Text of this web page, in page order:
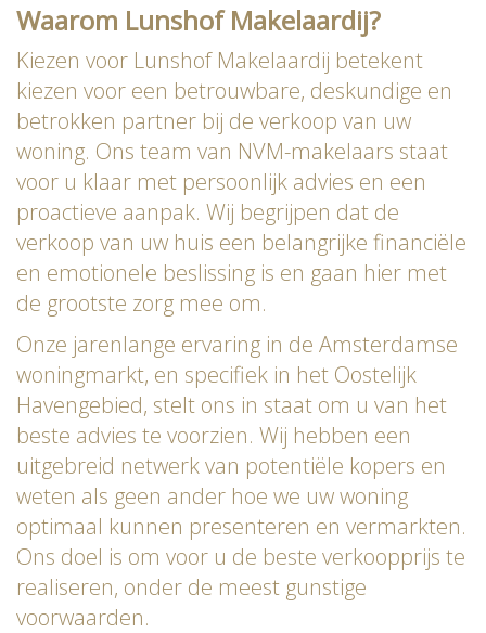
Waarom Lunshof Makelaardij?
Kiezen voor Lunshof Makelaardij betekent
kiezen voor een betrouwbare, deskundige en
betrokken partner bij de verkoop van uw
woning. Ons team van NVM-makelaars staat
voor u klaar met persoonlijk advies en een
proactieve aanpak. Wij begrijpen dat de
verkoop van uw huis een belangrijke financiële
en emotionele beslissing is en gaan hier met
de grootste zorg mee om.
Onze jarenlange ervaring in de Amsterdamse
woningmarkt, en specifiek in het Oostelijk
Havengebied, stelt ons in staat om u van het
beste advies te voorzien. Wij hebben een
uitgebreid netwerk van potentiële kopers en
weten als geen ander hoe we uw woning
optimaal kunnen presenteren en vermarkten.
Ons doel is om voor u de beste verkoopprijs te
realiseren, onder de meest gunstige
voorwaarden.